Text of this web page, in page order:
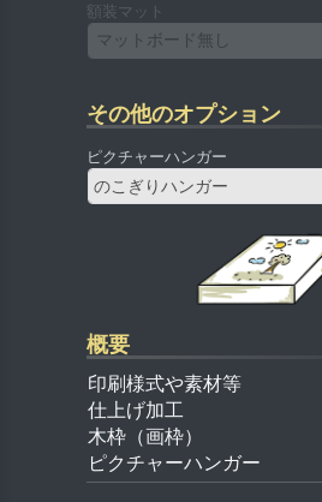
額装マット
マットボード無し
その他のオプション
ピクチャーハンガー
のこぎりハンガー
概要
印刷様式や素材等
仕上げ加工
木枠（画枠）
ピクチャーハンガー